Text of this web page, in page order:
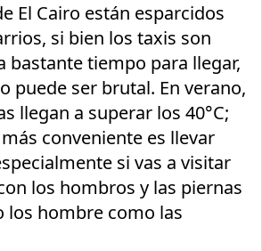
El Cairo están esparcidos
si bien los taxis son
bastante tiempo para llegar,
puede ser brutal. En verano,
llegan a superar los 40°C;
conveniente es llevar
si vas a visitar
los hombros y las piernas
los hombre como las